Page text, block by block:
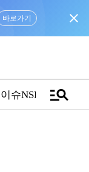
바로가기 close
이슈NSPTVmanage_search